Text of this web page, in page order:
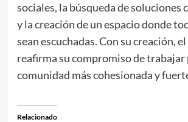
sociales, la búsqueda de soluciones
y la creación de un espacio donde
sean escuchadas. Con su creación,
reafirma su compromiso de trabajar
comunidad más cohesionada y
Relacionado